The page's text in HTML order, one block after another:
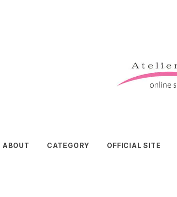
ABOUT CATEGORY OFFICIAL SITE